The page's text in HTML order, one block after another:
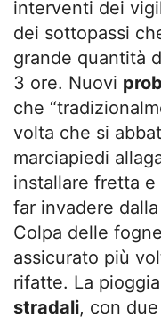
interventi dei
dei sottopassi
grande quantità
3 ore. Nuovi
che
volta che si
marciapiedi
installare fretta e
far invadere
Colpa delle
assicurato più
rifatte. La
stradali, con